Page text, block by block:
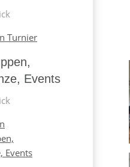
Turnier
Events
Events